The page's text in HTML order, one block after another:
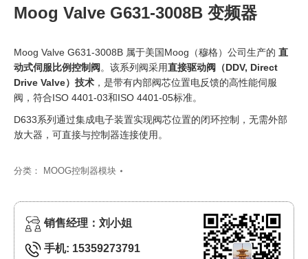
Moog Valve G631-3008B 变频器
Moog Valve G631-3008B 属于美国Moog（穆格）公司生产的 直
动式伺服比例控制阀 。该系列阀采用直接驱动阀（DDV, Direct
Drive Valve）技术 ，是带有内部阀芯位置电反馈的高性能伺服
阀，符合ISO 4401-03和ISO 4401-05标准。
D633系列通过集成电子装置实现阀芯位置的闭环控制，无需外部
放大器，可直接与控制器连接使用。
分类： MOOG控制器模块
销售经理：刘小姐
手机: 15359273791